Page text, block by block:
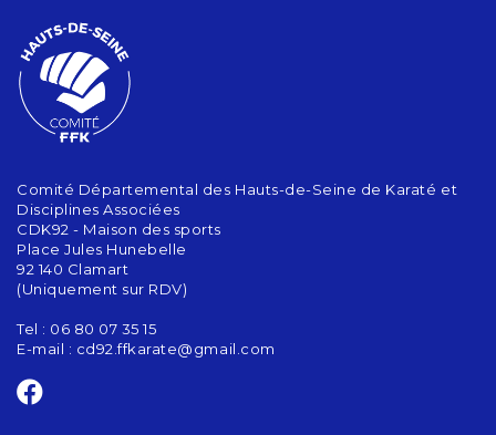
Comité Départemental des Hauts-de-Seine de Karaté et
Disciplines Associées
CDK92 - Maison des sports
Place Jules Hunebelle
92 140 Clamart
(Uniquement sur RDV)
Tel : 06 80 07 35 15
E-mail : cd92.ffkarate@gmail.com